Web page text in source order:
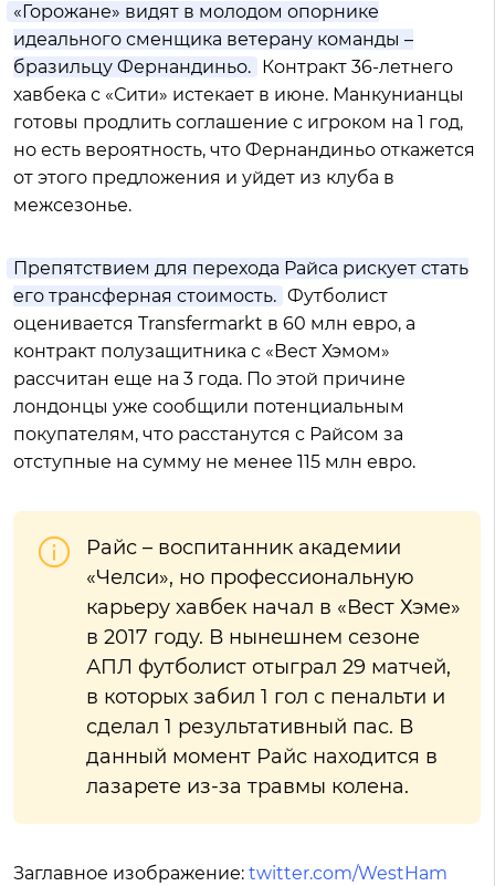
«Горожане» видят в молодом опорнике
идеального сменщика ветерану команды –
бразильцу Фернандиньо.
Контракт 36-летнего
хавбека с «Сити» истекает в июне. Манкунианцы
готовы продлить соглашение с игроком на 1 год,
но есть вероятность, что Фернандиньо откажется
от этого предложения и уйдет из клуба в
межсезонье.
Препятствием для перехода Райса рискует стать
его трансферная стоимость. Футболист
оценивается Transfermarkt в 60 млн евро, а
контракт полузащитника с «Вест Хэмом»
рассчитан еще на 3 года. По этой причине
лондонцы уже сообщили потенциальным
покупателям, что расстанутся с Райсом за
отступные на сумму не менее 115 млн евро.
Райс – воспитанник академии
«Челси», но профессиональную
карьеру хавбек начал в «Вест Хэме»
в 2017 году. В нынешнем сезоне
АПЛ футболист отыграл 29 матчей,
в которых забил 1 гол с пенальти и
сделал 1 результативный пас. В
данный момент Райс находится в
лазарете из-за травмы колена.
Заглавное изображение: twitter.com/WestHam